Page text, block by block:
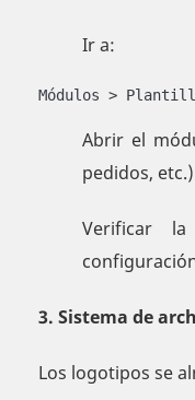
Ir a:
Módulos >
Abrir el
pedidos, etc.)
Verificar
3. Sistema de
Los logotipos se